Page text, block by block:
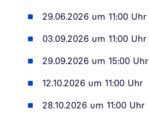
29.06.2026 um 11:00 Uhr
03.09.2026 um 11:00 Uhr
29.09.2026 um 15:00 Uhr
12.10.2026 um 11:00 Uhr
28.10.2026 um 11:00 Uhr